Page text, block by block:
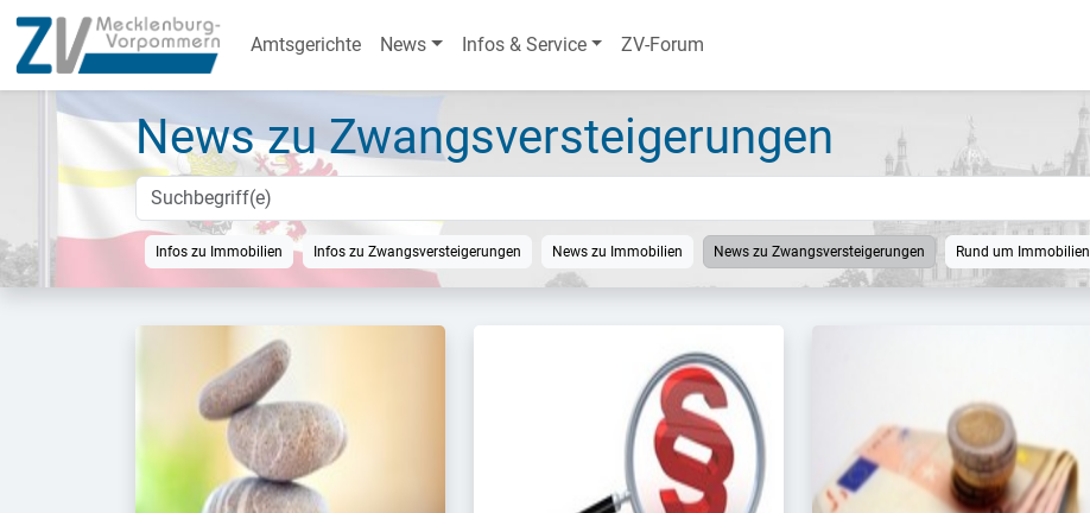
Amtsgerichte News Infos & Service ZV-Forum
News zu Zwangsversteigerungen
Infos zu Immobilien Infos zu Zwangsversteigerungen News zu Immobilien News zu Zwangsversteigerungen Rund um Immobilien